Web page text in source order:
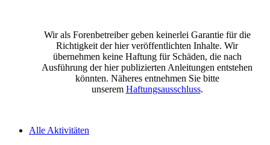
Wir als Forenbetreiber geben keinerlei Garantie für die
Richtigkeit der hier veröffentlichten Inhalte. Wir
übernehmen keine Haftung für Schäden, die nach
Ausführung der hier publizierten Anleitungen entstehen
könnten. Näheres entnehmen Sie bitte
unserem Haftungsausschluss.
Alle Aktivitäten